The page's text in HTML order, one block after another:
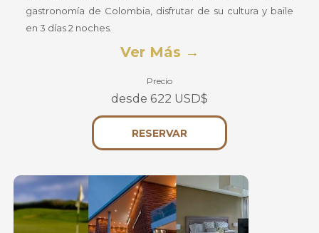
gastronomía de Colombia, disfrutar de su cultura y baile
en 3 días 2 noches.
Ver Más
Precio
desde 622 USD$
RESERVARSE
ABRE
NUEVA